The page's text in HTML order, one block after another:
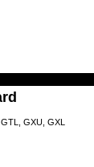
GXU, GXL